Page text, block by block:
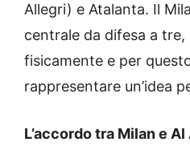
Allegri) e Atalanta. Il
centrale da difesa a
fisicamente e per
rappresentare un’idea
L’accordo tra Milan e